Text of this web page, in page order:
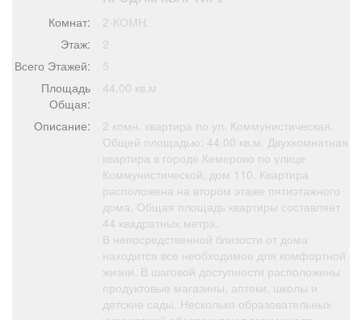
Обучение
Я - пенсионер
Комнат:
2-КОМН.
Этаж:
2
Всего Этажей:
5
Площадь
Общая:
44.00 кв.м
Описание:
2 комн. квартира по ул. Коммунистическая.
Общей площадью: 44.00 кв.м. Двухкомнатная
квартира в городе Кемерово по улице
Коммунистической, дом 110. Квартира
расположена на втором этаже пятиэтажного
дома. Общая площадь квартиры составляет
44 квадратных метра.
В непосредственной близости от дома
находится все необходимое для комфортной
жизни. В шаговой доступности расположены
продуктовые магазины, аптеки, школы и
детские сады. Несколько образовательных